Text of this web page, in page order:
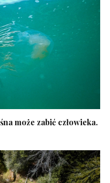
może zabić człowieka.